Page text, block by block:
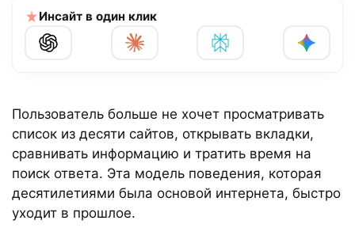
Инсайт в один клик
Пользователь больше не хочет просматривать
список из десяти сайтов, открывать вкладки,
сравнивать информацию и тратить время на
поиск ответа. Эта модель поведения, которая
десятилетиями была основой интернета, быстро
уходит в прошлое.